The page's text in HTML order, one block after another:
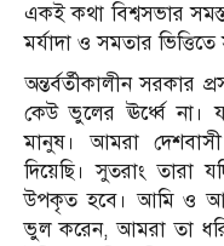
একই কথা বিশ্বসভার
মর্যাদা ও সমতার
অন্তর্বর্তীকালীন সরকার
কেউ ভুলের ঊর্ধ্বে না।
মানুষ। আমরা দেশবাসী
দিয়েছি। সুতরাং তারা
উপকৃত হবে। আমি ও
ভুল করেন, আমরা তা